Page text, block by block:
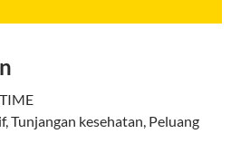
Tunjangan kesehatan, Peluang